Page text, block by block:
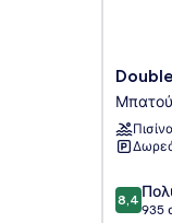
Resort
by
Hilton
Hotel
Μπατού
Μπατού
8.4
στα
8,4
935